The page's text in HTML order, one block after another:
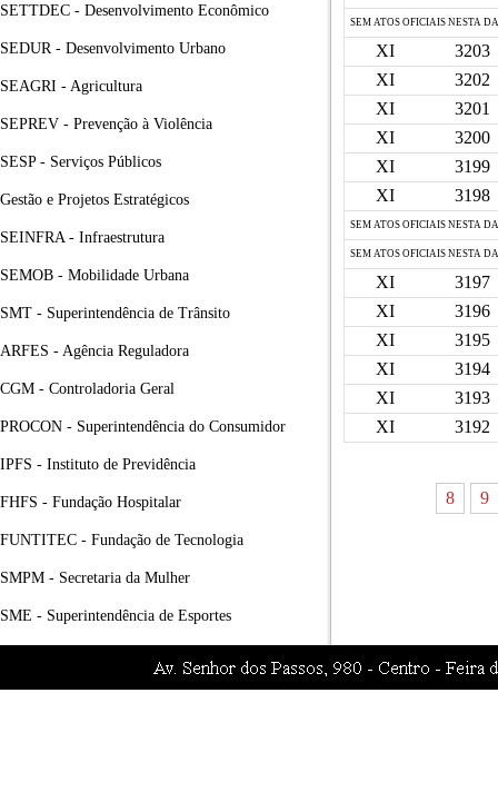
SETTDEC - Desenvolvimento Econômico
SEDUR - Desenvolvimento Urbano
SEAGRI - Agricultura
SEPREV - Prevenção à Violência
SESP - Serviços Públicos
Gestão e Projetos Estratégicos
SEINFRA - Infraestrutura
SEMOB - Mobilidade Urbana
SMT - Superintendência de Trânsito
ARFES - Agência Reguladora
CGM - Controladoria Geral
PROCON - Superintendência do Consumidor
IPFS - Instituto de Previdência
FHFS - Fundação Hospitalar
FUNTITEC - Fundação de Tecnologia
SMPM - Secretaria da Mulher
SME - Superintendência de Esportes
SEM ATOS OFICIAIS NESTA
XI
3203
XI
3202
XI
3201
XI
3200
XI
3199
XI
3198
SEM ATOS OFICIAIS NESTA
SEM ATOS OFICIAIS NESTA
XI
3197
XI
3196
XI
3195
XI
3194
XI
3193
XI
3192
8 9